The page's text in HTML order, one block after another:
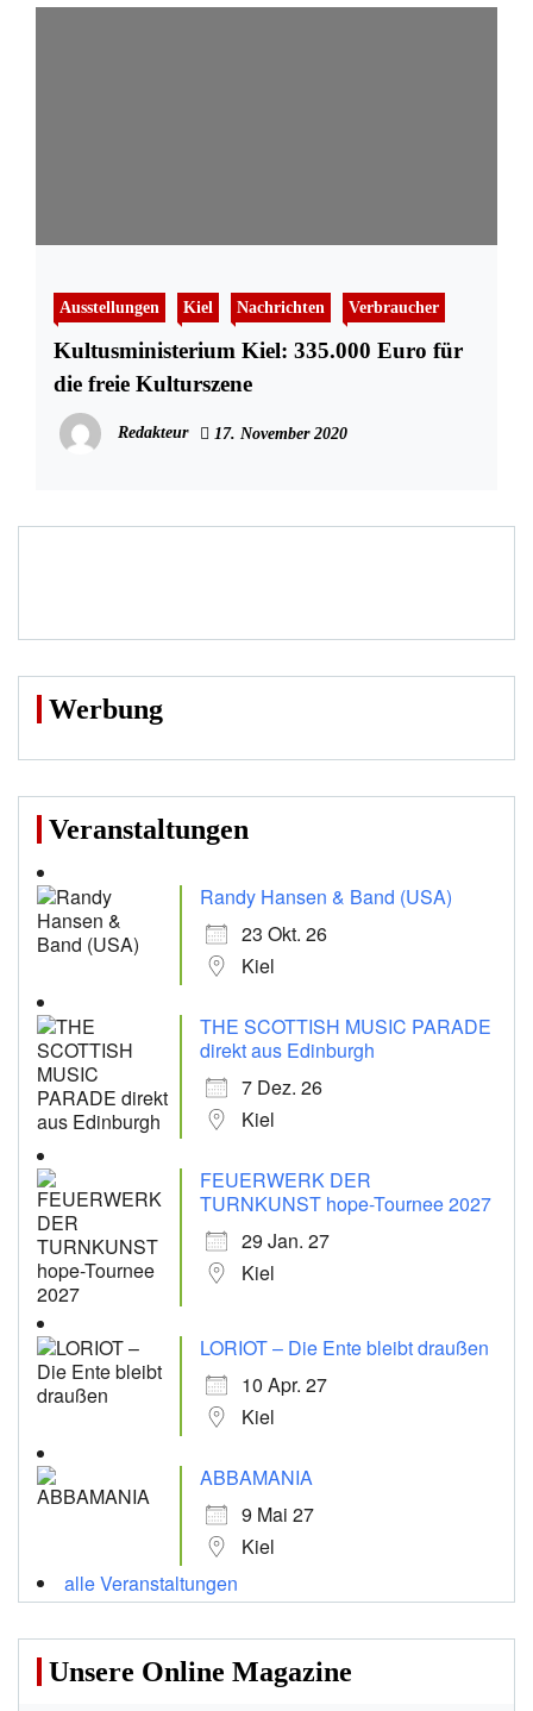
Ausstellungen Kiel Nachrichten Verbraucher
Kultusministerium Kiel: 335.000 Euro für
die freie Kulturszene
Redakteur 17. November 2020
Werbung
Veranstaltungen
Randy Hansen & Band (USA)
23 Okt. 26
Kiel
THE SCOTTISH MUSIC PARADE
direkt aus Edinburgh
7 Dez. 26
Kiel
FEUERWERK DER
TURNKUNST hope-Tournee 2027
29 Jan. 27
Kiel
LORIOT – Die Ente bleibt draußen
10 Apr. 27
Kiel
ABBAMANIA
9 Mai 27
Kiel
alle Veranstaltungen
Unsere Online Magazine